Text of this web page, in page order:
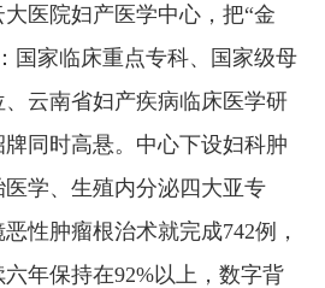
医院妇产医学中心，把“金
国家临床重点专科、国家级母
云南省妇产疾病临床医学研
同时高悬。中心下设妇科肿
学、生殖内分泌四大亚专
性肿瘤根治术就完成742例，
年保持在92%以上，数字背